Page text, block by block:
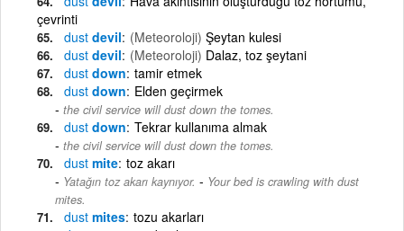
çevrinti
dust devil (Meteoroloji) Şeytan kulesi
dust devil (Meteoroloji) Dalaz, toz şeytani
dust down tamir etmek
dust down Elden geçirmek
the civil service will dust down the tomes.
dust down Tekrar kullanıma almak
the civil service will dust down the tomes.
dust mite toz akarı
Yatağın toz akarı kaynıyor. - Your bed is crawling with dust
mites.
dust mites tozu akarları